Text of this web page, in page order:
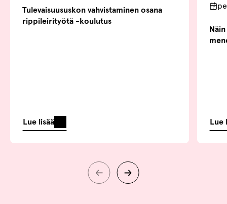
Tulevaisuususkon vahvistaminen osana
rippileirityötä -koulutus
Lue lisää Lue